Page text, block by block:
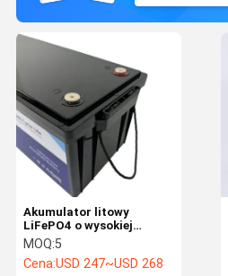
Akumulator litowy
LiFePO4 o wysokiej
gęstości 25,6V 100Ah
94% Wydajność UN38.3
Certyfikowany
MOQ:5
Cena:USD 247~USD 268